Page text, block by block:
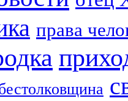
права